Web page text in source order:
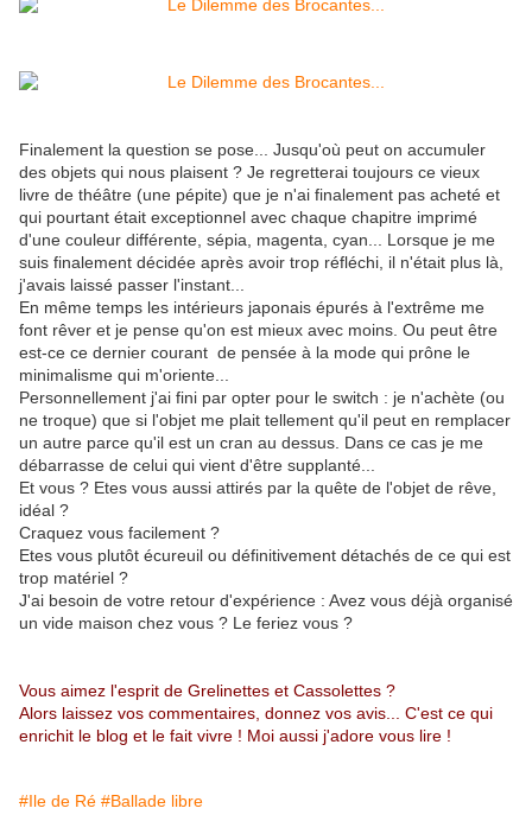
Finalement la question se pose... Jusqu'où peut on accumuler
des objets qui nous plaisent ? Je regretterai toujours ce vieux
livre de théâtre (une pépite) que je n'ai finalement pas acheté et
qui pourtant était exceptionnel avec chaque chapitre imprimé
d'une couleur différente, sépia, magenta, cyan... Lorsque je me
suis finalement décidée après avoir trop réfléchi, il n'était plus là,
j'avais laissé passer l'instant...
En même temps les intérieurs japonais épurés à l'extrême me
font rêver et je pense qu'on est mieux avec moins. Ou peut être
est-ce ce dernier courant de pensée à la mode qui prône le
minimalisme qui m'oriente...
Personnellement j'ai fini par opter pour le switch : je n'achète (ou
ne troque) que si l'objet me plait tellement qu'il peut en remplacer
un autre parce qu'il est un cran au dessus. Dans ce cas je me
débarrasse de celui qui vient d'être supplanté...
Et vous ? Etes vous aussi attirés par la quête de l'objet de rêve,
idéal ?
Craquez vous facilement ?
Etes vous plutôt écureuil ou définitivement détachés de ce qui est
trop matériel ?
J'ai besoin de votre retour d'expérience : Avez vous déjà organisé
un vide maison chez vous ? Le feriez vous ?
Vous aimez l'esprit de Grelinettes et Cassolettes ?
Alors laissez vos commentaires, donnez vos avis... C'est ce qui
enrichit le blog et le fait vivre ! Moi aussi j'adore vous lire !
#Ile de Ré #Ballade libre